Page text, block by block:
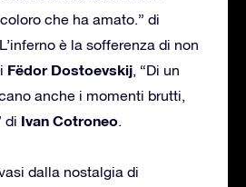
che ha amato.” di
è la sofferenza di non
Fëdor Dostoevskij, “Di un
anche i momenti brutti,
di Ivan Cotroneo.
dalla nostalgia di